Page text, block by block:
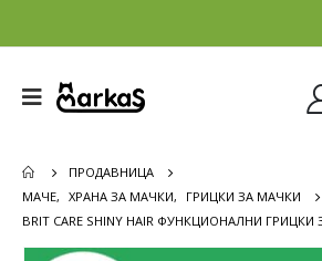
ПРОДАВНИЦА
МАЧЕ, ХРАНА ЗА МАЧКИ,
ГРИЦКИ ЗА МАЧКИ
BRIT CARE SHINY HAIR ФУНКЦИОНАЛНИ